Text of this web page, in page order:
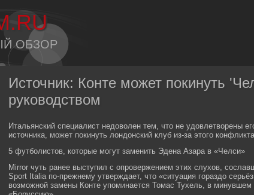
ОБЗОР
Источник: Конте может покинуть
руководством
Итальянский специалист недоволен тем, что не удовлетворены
источника, может покинуть лондонский клуб из-за этого
5 футболистов, которые могут заменить Эдена Азара в «Челси»
Mirror чуть ранее выступил с опровержением этих слухов,
Sport Italia по-прежнему утверждает, что «ситуация гораздо
возможной замены Конте упоминается Томас Тухель, в